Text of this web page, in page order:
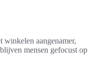
winkelen aangenamer,
mensen gefocust op